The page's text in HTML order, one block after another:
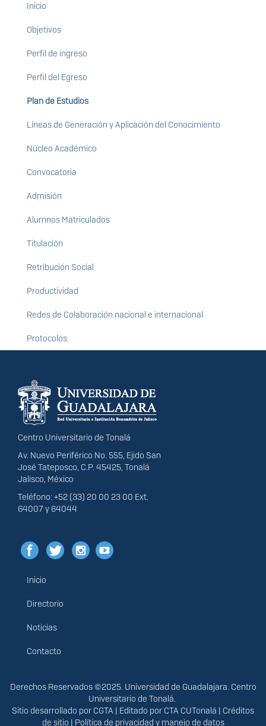
Maestría
en
Ciencias
Ingeniería
del
Agua
la
Energía
Inicio
Objetivos
Perfil de ingreso
Perfil del Egreso
Plan de Estudios
Líneas de Generación y Aplicación del Conocimiento
Núcleo Académico
Convocatoria
Admisión
Alumnos Matriculados
Titulación
Retribución Social
Productividad
Redes de Colaboración nacional e internacional
Protocolos
Información del
portal
Centro Universitario de Tonalá
Av. Nuevo Periférico No. 555, Ejido San
José Tateposco, C.P. 45425, Tonalá
Jalisco, México
Teléfono: +52 (33) 20 00 23 00 Ext.
64007 y 64044
Menú
principal
Inicio
Directorio
Noticias
Contacto
Derechos
Derechos Reservados ©2025. Universidad de Guadalajara. Centro
Universitario de Tonalá.
Sitio desarrollado por CGTA | Editado por CTA CUTonalá | Créditos
de sitio | Política de privacidad y manejo de datos